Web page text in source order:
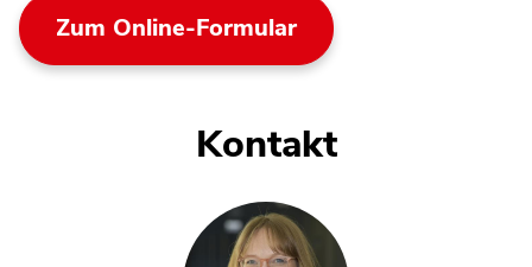
Zum Online-Formular
Kontakt